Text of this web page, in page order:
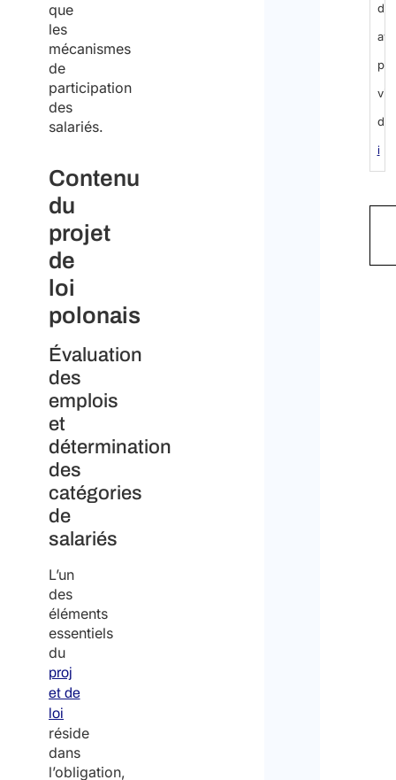
que
les
mécanismes
de
participation
des
salariés.
Contenu
du
projet
de
loi
polonais
Évaluation
des
emplois
et
détermination
des
catégories
de
salariés
L’un
des
éléments
essentiels
du
proj
et de
loi
réside
dans
l’obligation,
di
i
f
r